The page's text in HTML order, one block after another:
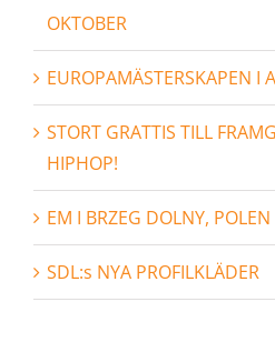
OKTOBER
EUROPAMÄSTERSKAPEN I
STORT GRATTIS TILL
HIPHOP!
EM I BRZEG DOLNY, POLEN
SDL:s NYA PROFILKLÄDER